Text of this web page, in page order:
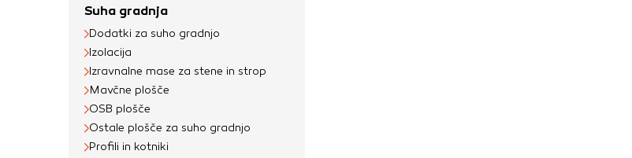
Suha gradnja
Dodatki za suho gradnjo
Izolacija
Izravnalne mase za stene in strop
Mavčne plošče
OSB plošče
Ostale plošče za suho gradnjo
Profili in kotniki